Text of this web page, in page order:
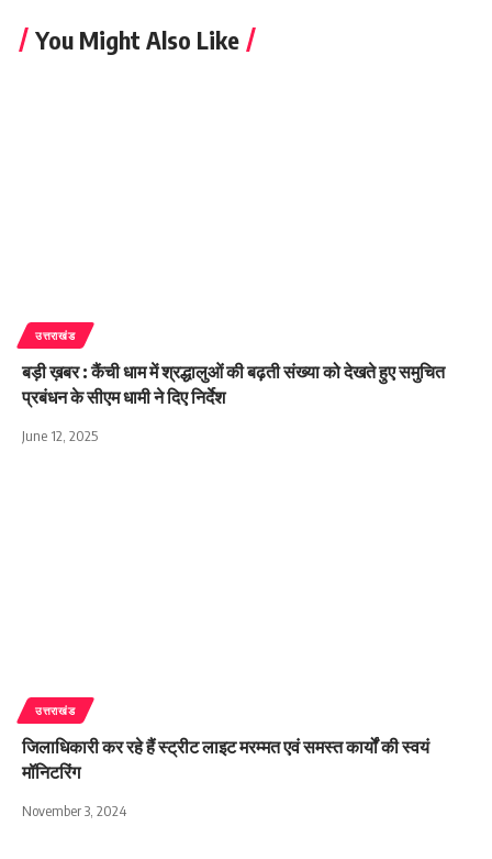
You Might Also Like
उत्तराखंड
बड़ी ख़बर : कैंची धाम में श्रद्धालुओं की बढ़ती संख्या को देखते हुए समुचित
प्रबंधन के सीएम धामी ने दिए निर्देश
June 12, 2025
उत्तराखंड
जिलाधिकारी कर रहे हैं स्ट्रीट लाइट मरम्मत एवं समस्त कार्यों की स्वयं
मॉनिटरिंग
November 3, 2024